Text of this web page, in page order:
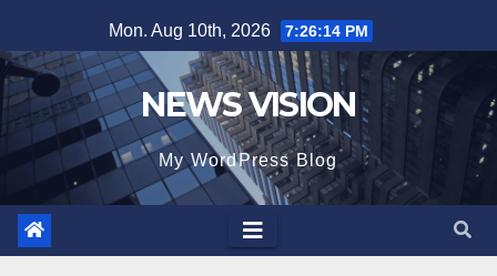
to
content
Mon. Aug 10th, 2026 7:26:16 PM
NEWS VISION
My WordPress Blog